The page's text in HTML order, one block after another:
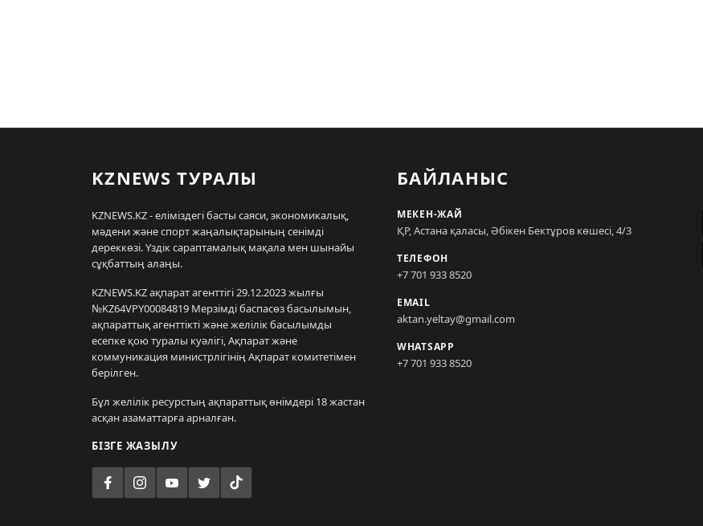
KZNEWS ТУРАЛЫ
KZNEWS.KZ - еліміздегі басты саяси, экономикалық,
мәдени және спорт жаңалықтарының сенімді
дереккөзі. Үздік сараптамалық мақала мен шынайы
сұқбаттың алаңы.
KZNEWS.KZ ақпарат агенттігі 29.12.2023 жылғы
№KZ64VPY00084819 Мерзімді баспасөз басылымын,
ақпараттық агенттікті және желілік басылымды
есепке қою туралы куәлігі, Ақпарат және
коммуникация министрлігінің Ақпарат комитетімен
берілген.
Бұл желілік ресурстың ақпараттық өнімдері 18 жастан
асқан азаматтарға арналған.
БІЗГЕ ЖАЗЫЛУ
БАЙЛАНЫС
МЕКЕН-ЖАЙ
ҚР, Астана қаласы, Әбікен Бектұров көшесі, 4/3
ТЕЛЕФОН
+7 701 933 8520
EMAIL
aktan.yeltay@gmail.com
WHATSAPP
+7 701 933 8520